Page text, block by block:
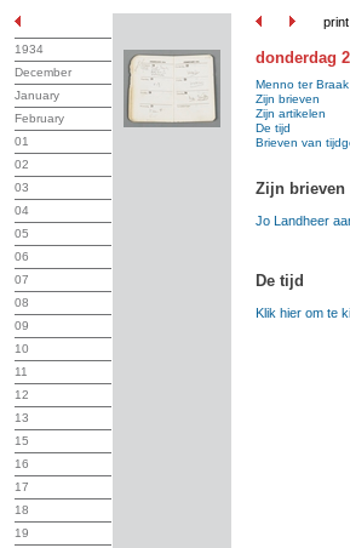
print
1934
December
January
February
01
02
03
04
05
06
07
08
09
10
11
12
13
15
16
17
18
19
donderdag
Menno ter Braak
Zijn brieven
Zijn artikelen
De tijd
Brieven van
Zijn brieven
Jo Landheer
De tijd
Klik hier om te